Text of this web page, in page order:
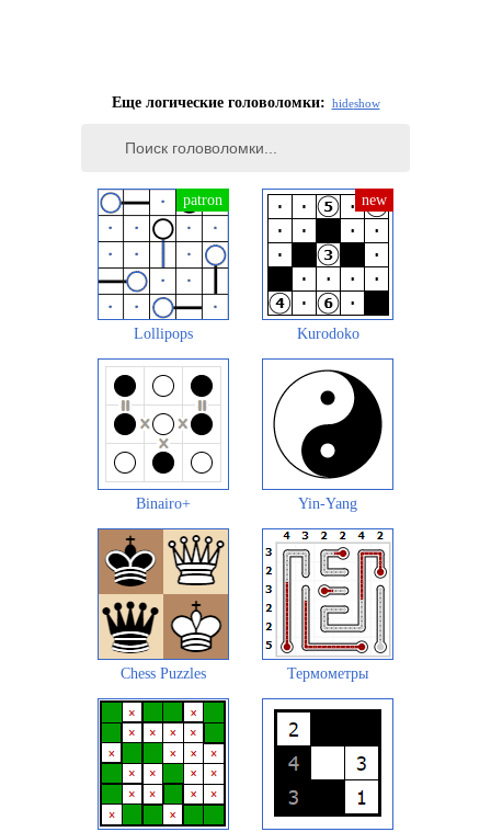
Еще логические головоломки: hideshow
Lollipops Kurodoko
Binairo+ Yin-Yang
Chess Puzzles Термометры